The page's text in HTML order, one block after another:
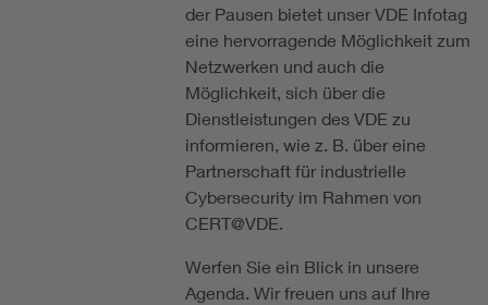
der Pausen bietet unser VDE Infotag
eine hervorragende Möglichkeit zum
Netzwerken und auch die
Möglichkeit, sich über die
Dienstleistungen des VDE zu
informieren, wie z. B. über eine
Partnerschaft für industrielle
Cybersecurity im Rahmen von
CERT@VDE.
Werfen Sie ein Blick in unsere
Agenda. Wir freuen uns auf Ihre